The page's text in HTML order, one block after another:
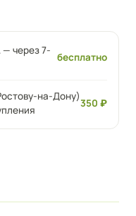
через 7-
бесплатно
на-Дону)
350 ₽